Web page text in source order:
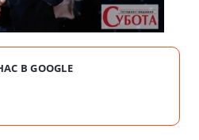
В GOOGLE